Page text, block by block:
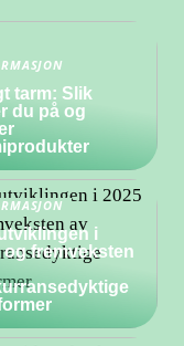
tarm: Slik
du på og
i
og fremveksten